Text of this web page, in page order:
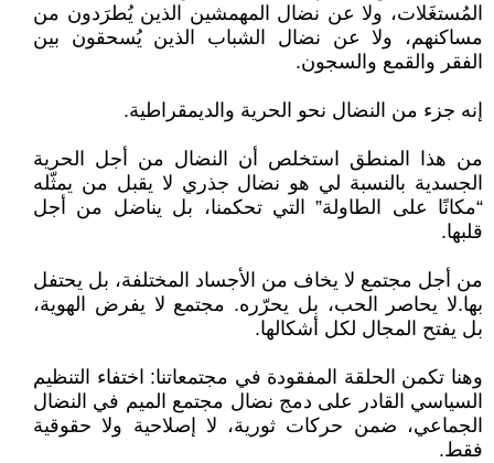
المُستغَلات، ولا عن نضال المهمشين الذين يُطرَدون من
مساكنهم، ولا عن نضال الشباب الذين يُسحقون بين
الفقر والقمع والسجون.
إنه جزء من النضال نحو الحرية والديمقراطية.
من هذا المنطق استخلص أن النضال من أجل الحرية
الجسدية بالنسبة لي هو نضال جذري لا يقبل من يمثّله
“مكانًا على الطاولة” التي تحكمنا، بل يناضل من أجل
قلبها.
من أجل مجتمع لا يخاف من الأجساد المختلفة، بل يحتفل
بها.لا يحاصر الحب، بل يحرّره. مجتمع لا يفرض الهوية،
بل يفتح المجال لكل أشكالها.
وهنا تكمن الحلقة المفقودة في مجتمعاتنا: اختفاء التنظيم
السياسي القادر على دمج نضال مجتمع الميم في النضال
الجماعي، ضمن حركات ثورية، لا إصلاحية ولا حقوقية
فقط.